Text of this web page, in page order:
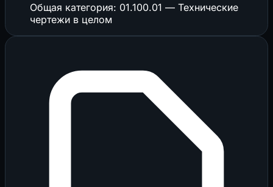
Общая категория: 01.100.01 — Технические
чертежи в целом